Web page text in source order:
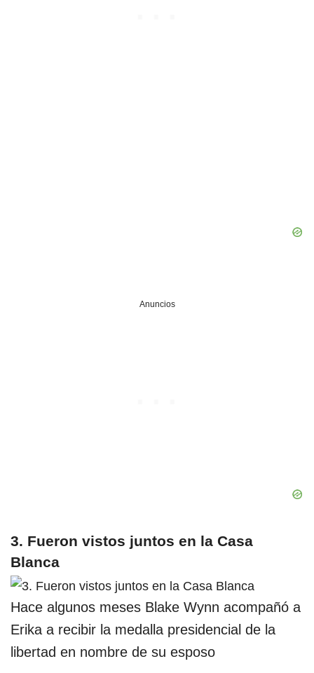
Anuncios
3. Fueron vistos juntos en la Casa
Blanca
Hace algunos meses Blake Wynn acompañó a
Erika a recibir la medalla presidencial de la
libertad en nombre de su esposo